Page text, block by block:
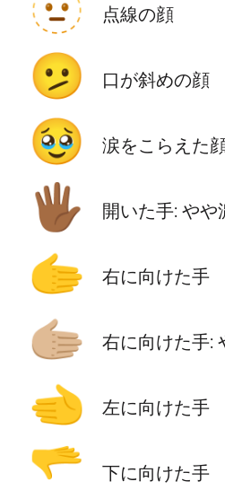
🫥 点線の顔
🫤 口が斜めの顔
🥹 涙をこらえた
🖐🏾 開いた手: やや
🫱 右に向けた手
🫱🏼 右に向けた手:
🫲 左に向けた手
🫳 下に向けた手